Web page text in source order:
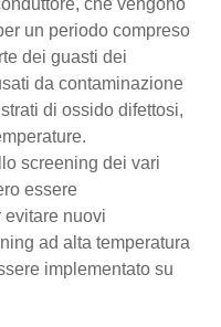
un periodo compreso
dei guasti dei
da contaminazione
di ossido difettosi,
screening dei vari
essere
nuovi
ad alta temperatura
implementato su